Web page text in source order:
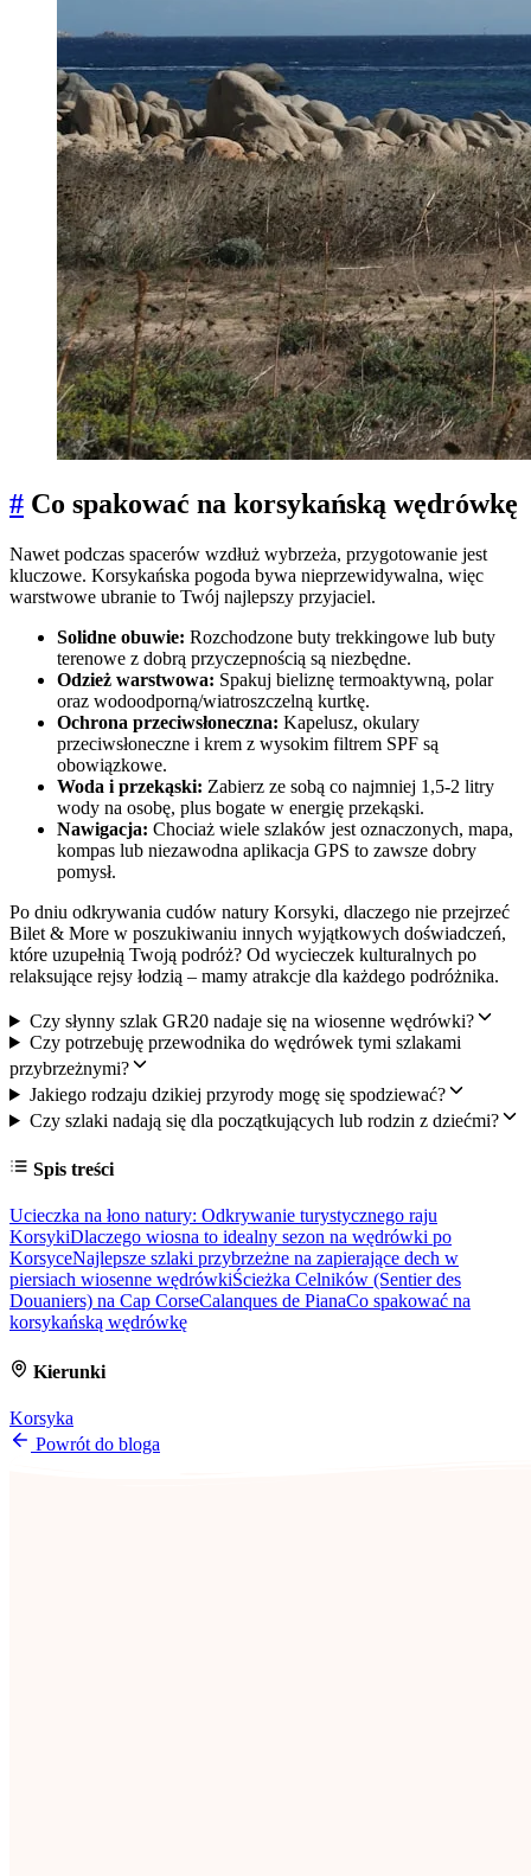
# Co spakować na korsykańską wędrówkę
Nawet podczas spacerów wzdłuż wybrzeża, przygotowanie jest
kluczowe. Korsykańska pogoda bywa nieprzewidywalna, więc
warstwowe ubranie to Twój najlepszy przyjaciel.
Solidne obuwie: Rozchodzone buty trekkingowe lub buty
terenowe z dobrą przyczepnością są niezbędne.
Odzież warstwowa: Spakuj bieliznę termoaktywną, polar
oraz wodoodporną/wiatroszczelną kurtkę.
Ochrona przeciwsłoneczna: Kapelusz, okulary
przeciwsłoneczne i krem z wysokim filtrem SPF są
obowiązkowe.
Woda i przekąski: Zabierz ze sobą co najmniej 1,5-2 litry
wody na osobę, plus bogate w energię przekąski.
Nawigacja: Chociaż wiele szlaków jest oznaczonych, mapa,
kompas lub niezawodna aplikacja GPS to zawsze dobry
pomysł.
Po dniu odkrywania cudów natury Korsyki, dlaczego nie przejrzeć
Bilet & More w poszukiwaniu innych wyjątkowych doświadczeń,
które uzupełnią Twoją podróż? Od wycieczek kulturalnych po
relaksujące rejsy łodzią – mamy atrakcje dla każdego podróżnika.
Czy słynny szlak GR20 nadaje się na wiosenne wędrówki?
Czy potrzebuję przewodnika do wędrówek tymi szlakami
przybrzeżnymi?
Jakiego rodzaju dzikiej przyrody mogę się spodziewać?
Czy szlaki nadają się dla początkujących lub rodzin z dziećmi?
Spis treści
Ucieczka na łono natury: Odkrywanie turystycznego raju
KorsykiDlaczego wiosna to idealny sezon na wędrówki po
KorsyceNajlepsze szlaki przybrzeżne na zapierające dech w
piersiach wiosenne wędrówkiŚcieżka Celników (Sentier des
Douaniers) na Cap CorseCalanques de PianaCo spakować na
korsykańską wędrówkę
Kierunki
Korsyka
Powrót do bloga